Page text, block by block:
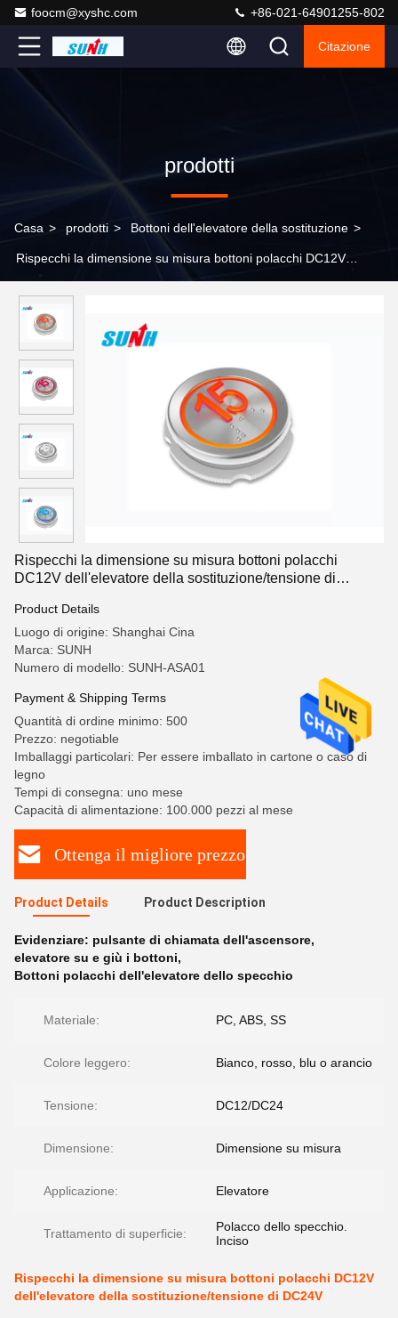
foocm@xyshc.com +86-021-64901255-802
Citazione
prodotti
Casa > prodotti > Bottoni dell'elevatore della sostituzione >
Rispecchi la dimensione su misura bottoni polacchi DC12V
Rispecchi la dimensione su misura bottoni polacchi
DC12V dell'elevatore della sostituzione/tensione di
Product Details
Luogo di origine: Shanghai Cina
Marca: SUNH
Numero di modello: SUNH-ASA01
Payment & Shipping Terms
Quantità di ordine minimo: 500
Prezzo: negotiable
Imballaggi particolari: Per essere imballato in cartone o caso di
legno
Tempi di consegna: uno mese
Capacità di alimentazione: 100.000 pezzi al mese
Ottenga il migliore prezzo
Product Details Product Description
Evidenziare: pulsante di chiamata dell'ascensore,
elevatore su e giù i bottoni,
Bottoni polacchi dell'elevatore dello specchio
Materiale: PC, ABS, SS
Colore leggero: Bianco, rosso, blu o arancio
Tensione: DC12/DC24
Dimensione: Dimensione su misura
Applicazione: Elevatore
Trattamento di superficie:
Polacco dello specchio.
Inciso
Rispecchi la dimensione su misura bottoni polacchi DC12V
dell'elevatore della sostituzione/tensione di DC24V